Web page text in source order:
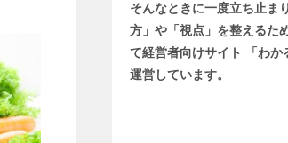
そんなときに一度立ち止ま
方」や「視点」を整えるた
て経営者向けサイト 「わか
運営しています。